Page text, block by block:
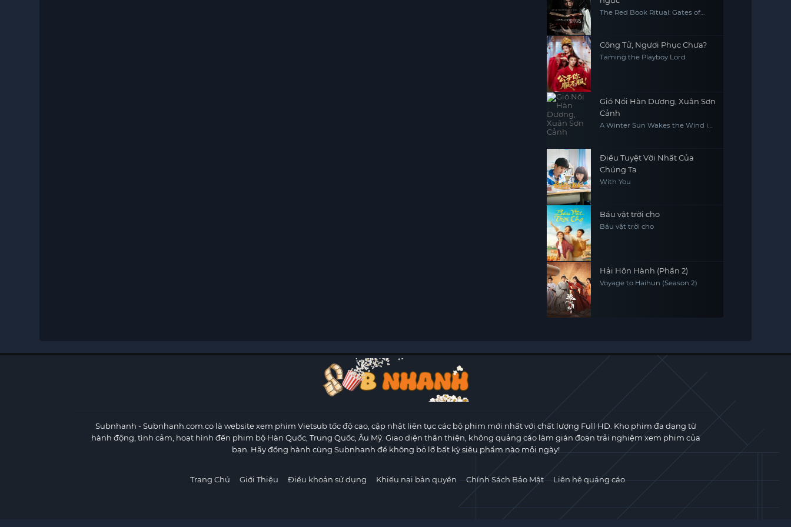
The Red Book Ritual: Gates of
Công Tử, Ngươi Phục Chưa?
Taming the Playboy Lord
Gió Nổi Hàn Dương, Xuân Sơn
Cảnh
A Winter Sun Wakes the Wind in
Điều Tuyệt Vời Nhất Của
Chúng Ta
With You
Báu vật trời cho
Báu vật trời cho
Hải Hôn Hành (Phần 2)
Voyage to Haihun (Season 2)
Subnhanh - Subnhanh.com.co là website xem phim Vietsub tốc độ cao, cập nhật liên tục các bộ phim mới nhất với chất lượng Full HD. Kho phim đa dạng từ
hành động, tình cảm, hoạt hình đến phim bộ Hàn Quốc, Trung Quốc, Âu Mỹ. Giao diện thân thiện, không quảng cáo làm gián đoạn trải nghiệm xem phim của
bạn. Hãy đồng hành cùng Subnhanh để không bỏ lỡ bất kỳ siêu phẩm nào mỗi ngày!
Trang Chủ Giới Thiệu Điều khoản sử dụng Khiếu nại bản quyền Chính Sách Bảo Mật Liên hệ quảng cáo